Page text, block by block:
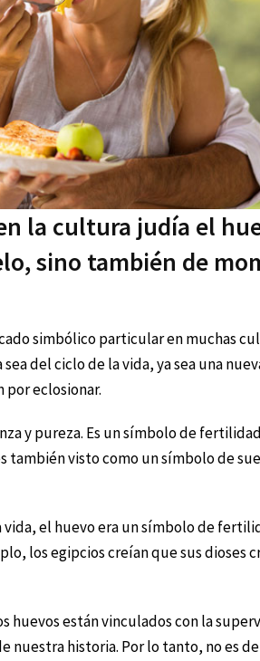
la cultura judía el
sino también de
simbólico particular en muchas
del ciclo de la vida, ya sea una
por eclosionar.
y pureza. Es un símbolo de
también visto como un símbolo de
vida, el huevo era un símbolo de
los egipcios creían que sus dioses
huevos están vinculados con la
nuestra historia. Por lo tanto, no es